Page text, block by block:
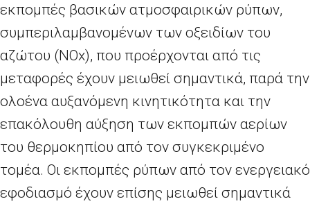
εκπομπές βασικών ατμοσφαιρικών ρύπων,
συμπεριλαμβανομένων των οξειδίων του
αζώτου (NOx), που προέρχονται από τις
μεταφορές έχουν μειωθεί σημαντικά, παρά την
ολοένα αυξανόμενη κινητικότητα και την
επακόλουθη αύξηση των εκπομπών αερίων
του θερμοκηπίου από τον συγκεκριμένο
τομέα. Οι εκπομπές ρύπων από τον ενεργειακό
εφοδιασμό έχουν επίσης μειωθεί σημαντικά